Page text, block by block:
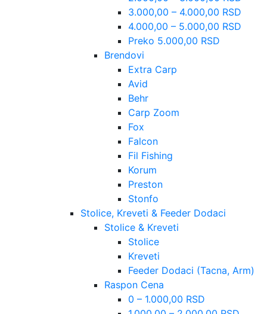
3.000,00 – 4.000,00 RSD
4.000,00 – 5.000,00 RSD
Preko 5.000,00 RSD
Brendovi
Extra Carp
Avid
Behr
Carp Zoom
Fox
Falcon
Fil Fishing
Korum
Preston
Stonfo
Stolice, Kreveti & Feeder Dodaci
Stolice & Kreveti
Stolice
Kreveti
Feeder Dodaci (Tacna, Arm)
Raspon Cena
0 – 1.000,00 RSD